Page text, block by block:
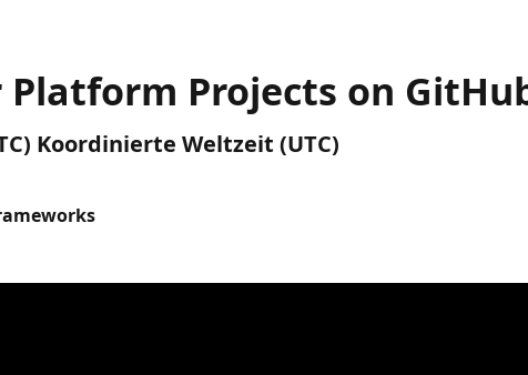
Projects on
Koordinierte Weltzeit (UTC)